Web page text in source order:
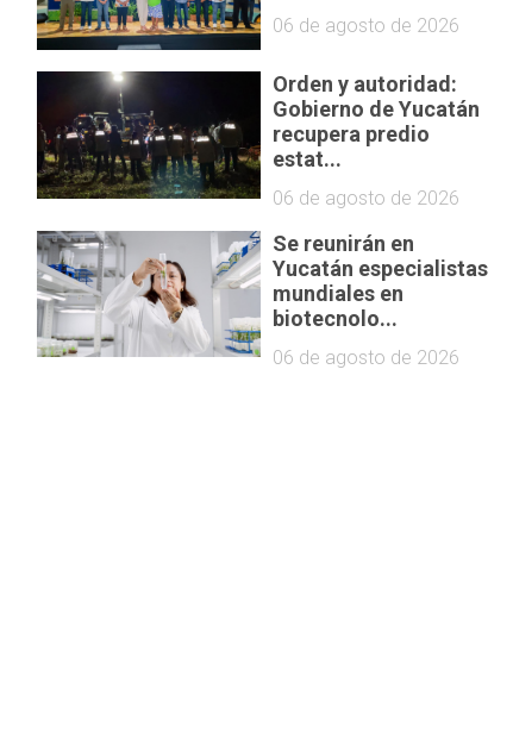
06 de agosto de 2026
Orden y autoridad:
Gobierno de Yucatán
recupera predio
estat...
06 de agosto de 2026
Se reunirán en
Yucatán especialistas
mundiales en
biotecnolo...
06 de agosto de 2026